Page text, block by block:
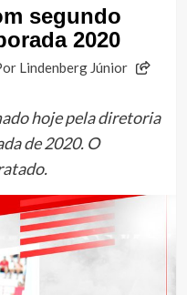
segundo
2020
Lindenberg Júnior
hoje pela diretoria
de 2020. O